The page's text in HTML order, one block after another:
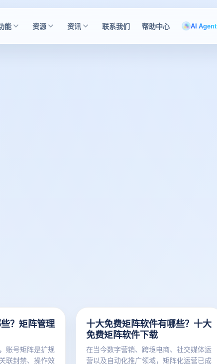
能 资源 资讯 联系我们 帮助中心 AI Agent
？矩阵管理
账号矩阵是扩规
联封禁、操作效
十大免费矩阵软件有哪些？十大
免费矩阵软件下载
在当今数字营销、跨境电商、社交媒体运
营以及自动化推广领域，矩阵化运营已成